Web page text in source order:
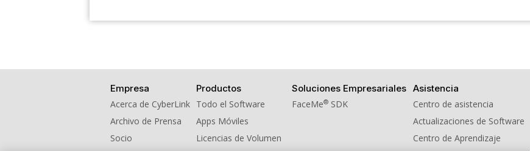
Empresa
Acerca de CyberLink
Archivo de Prensa
Socio
Productos
Todo el Software
Apps Móviles
Licencias de Volumen
Soluciones Empresariales
FaceMe® SDK
Asistencia
Centro de asistencia
Actualizaciones de Software
Centro de Aprendizaje